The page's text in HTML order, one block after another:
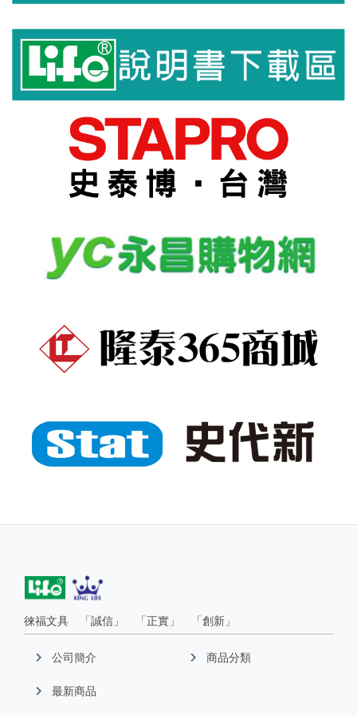
徠福文具 「誠信」 「正實」 「創新」
公司簡介
最新商品
商品分類